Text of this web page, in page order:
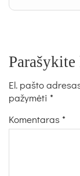
Parašykite
El. pašto
pažymėti *
Komentaras*